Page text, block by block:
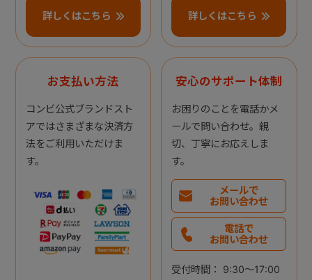
詳しくはこちら 詳しくはこちら
お支払い方法
コンビ公式ブランドスト
アではさまざまな決済方
法をご利用いただけま
す。
安心のサポート体制
お困りのことを電話かメ
ールで問い合わせ。親
切、丁寧にお応えしま
す。
メールで
お問い合わせ
電話で
お問い合わせ
受付時間： 9:30～17:00